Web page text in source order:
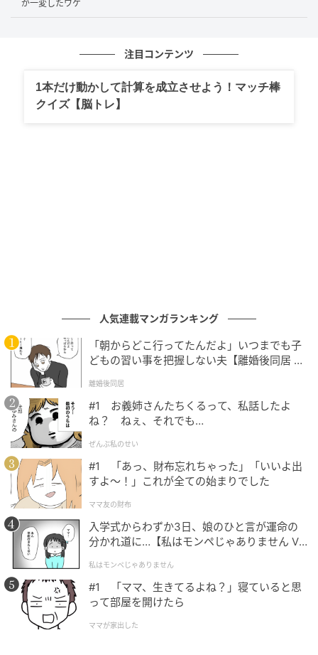
が一変したワケ
注目コンテンツ
1本だけ動かして計算を成立させよう！マッチ棒
クイズ【脳トレ】
人気連載マンガランキング
「朝からどこ行ってたんだよ」いつまでも子
どもの習い事を把握しない夫【離婚後同居 Vo
離婚後同居
#1 お義姉さんたちくるって、私話したよ
ね？ ねぇ、それでも…
ぜんぶ私のせい
#1 「あっ、財布忘れちゃった」「いいよ出
すよ〜！」これが全ての始まりでした
ママ友の財布
入学式からわずか3日、娘のひと言が運命の
分かれ道に…【私はモンペじゃありません Vo
私はモンペじゃありません
#1 「ママ、生きてるよね？」寝ていると思
って部屋を開けたら
ママが家出した